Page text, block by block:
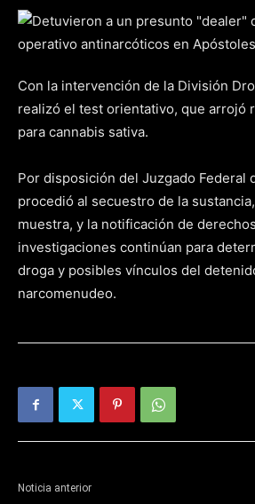
Con la intervención de la División
realizó el test orientativo, que arrojó
para cannabis sativa.
Por disposición del Juzgado Federal
procedió al secuestro de la
muestra, y la notificación de
investigaciones continúan para
droga y posibles vínculos del
narcomenudeo.
Noticia anterior